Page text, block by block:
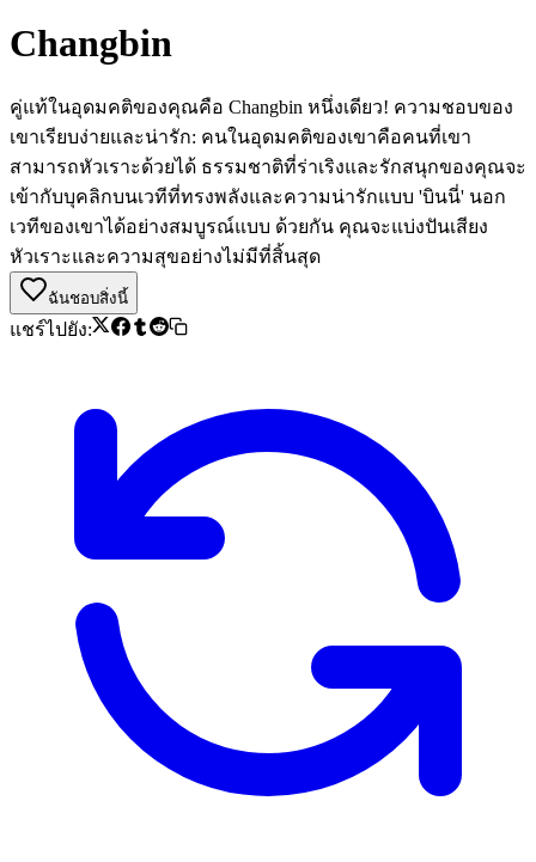
Changbin
คู่แท้ในอุดมคติของคุณคือ Changbin หนึ่งเดียว! ความชอบของ
เขาเรียบง่ายและน่ารัก: คนในอุดมคติของเขาคือคนที่เขา
สามารถหัวเราะด้วยได้ ธรรมชาติที่ร่าเริงและรักสนุกของคุณจะ
เข้ากับบุคลิกบนเวทีที่ทรงพลังและความน่ารักแบบ 'บินนี่' นอก
เวทีของเขาได้อย่างสมบูรณ์แบบ ด้วยกัน คุณจะแบ่งปันเสียง
หัวเราะและความสุขอย่างไม่มีที่สิ้นสุด
ฉันชอบสิ่งนี้
แชร์ไปยัง: